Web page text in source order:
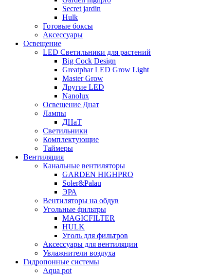
Secret jardin
Hulk
Готовые боксы
Аксессуары
Освещение
LED Светильники для растений
Big Cock Design
Greatphar LED Grow Light
Master Grow
Другие LED
Nanolux
Освещение Днат
Лампы
ДНаТ
Светильники
Комплектующие
Таймеры
Вентиляция
Канальные вентиляторы
GARDEN HIGHPRO
Soler&Palau
ЭРА
Вентиляторы на обдув
Угольные фильтры
MAGICFILTER
HULK
Уголь для фильтров
Аксессуары для вентиляции
Увлажнители воздуха
Гидропонные системы
Aqua pot